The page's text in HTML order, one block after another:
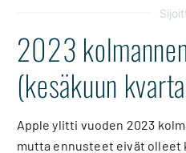
2023
(kesäkuun
Apple ylitti vuoden 2023
mutta ennusteet eivät olleet